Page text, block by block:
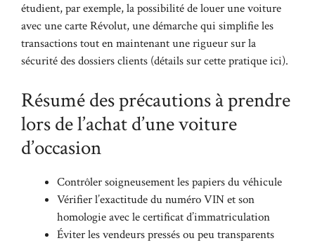
étudient, par exemple, la possibilité de louer une voiture
avec une carte Révolut, une démarche qui simplifie les
transactions tout en maintenant une rigueur sur la
sécurité des dossiers clients (détails sur cette pratique ici).
Résumé des précautions à prendre
lors de l’achat d’une voiture
d’occasion
Contrôler soigneusement les papiers du véhicule
Vérifier l’exactitude du numéro VIN et son
homologie avec le certificat d’immatriculation
Éviter les vendeurs pressés ou peu transparents